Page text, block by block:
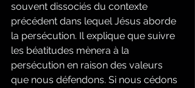
souvent dissociés du contexte
précédent dans lequel Jésus aborde
la persécution. Il explique que suivre
les béatitudes mènera à la
persécution en raison des valeurs
que nous défendons. Si nous cédons